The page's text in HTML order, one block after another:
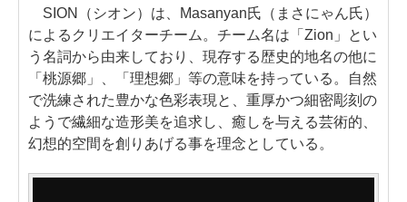
SION（シオン）は、Masanyan氏（まさにゃん氏）
によるクリエイターチーム。チーム名は「Zion」とい
う名詞から由来しており、現存する歴史的地名の他に
「桃源郷」、「理想郷」等の意味を持っている。自然
で洗練された豊かな色彩表現と、重厚かつ細密彫刻の
ようで繊細な造形美を追求し、癒しを与える芸術的、
幻想的空間を創りあげる事を理念としている。